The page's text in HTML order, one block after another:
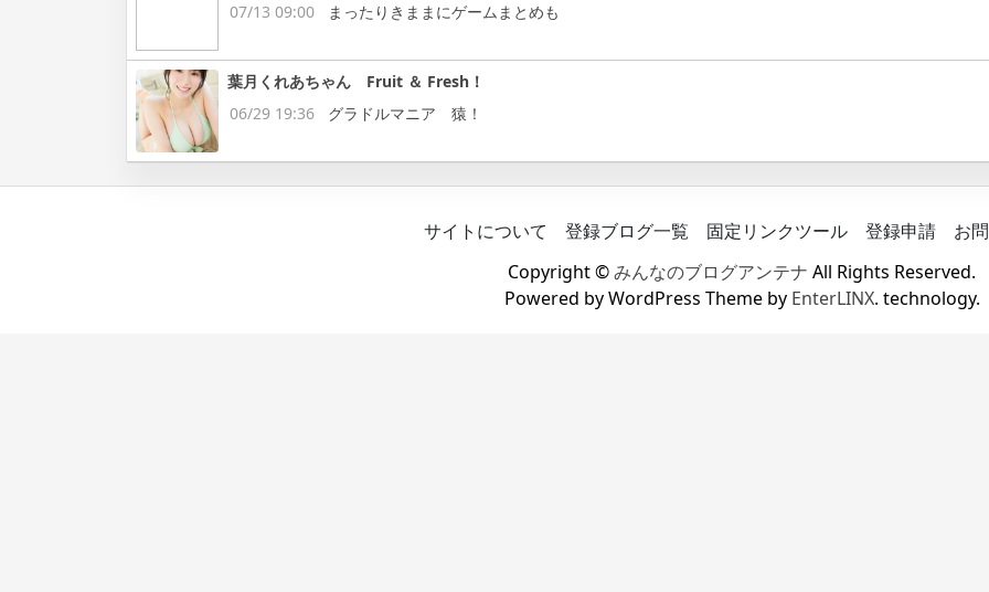
07/13 09:00
まったりきままにゲームまとめも
葉月くれあちゃん Fruit ＆ Fresh！
06/29 19:36
グラドルマニア 猿！
サイトについて 登録ブログ一覧 固定リンクツール 登録申請
お
Copyright ©みんなのブログアンテナ All Rights Reserved.
Powered by WordPress Theme by EnterLINX. technology.